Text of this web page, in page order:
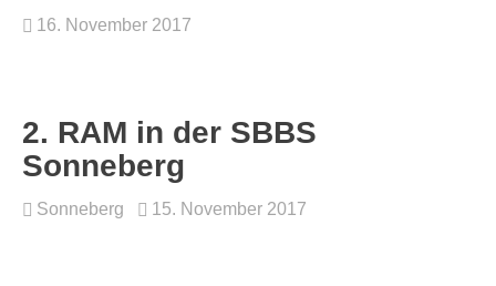
16. November 2017
2. RAM in der SBBS
Sonneberg
Sonneberg 15. November 2017